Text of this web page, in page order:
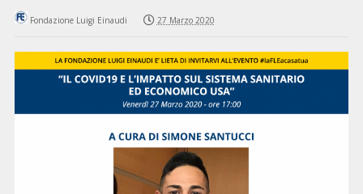
Fondazione Luigi Einaudi 27 Marzo 2020